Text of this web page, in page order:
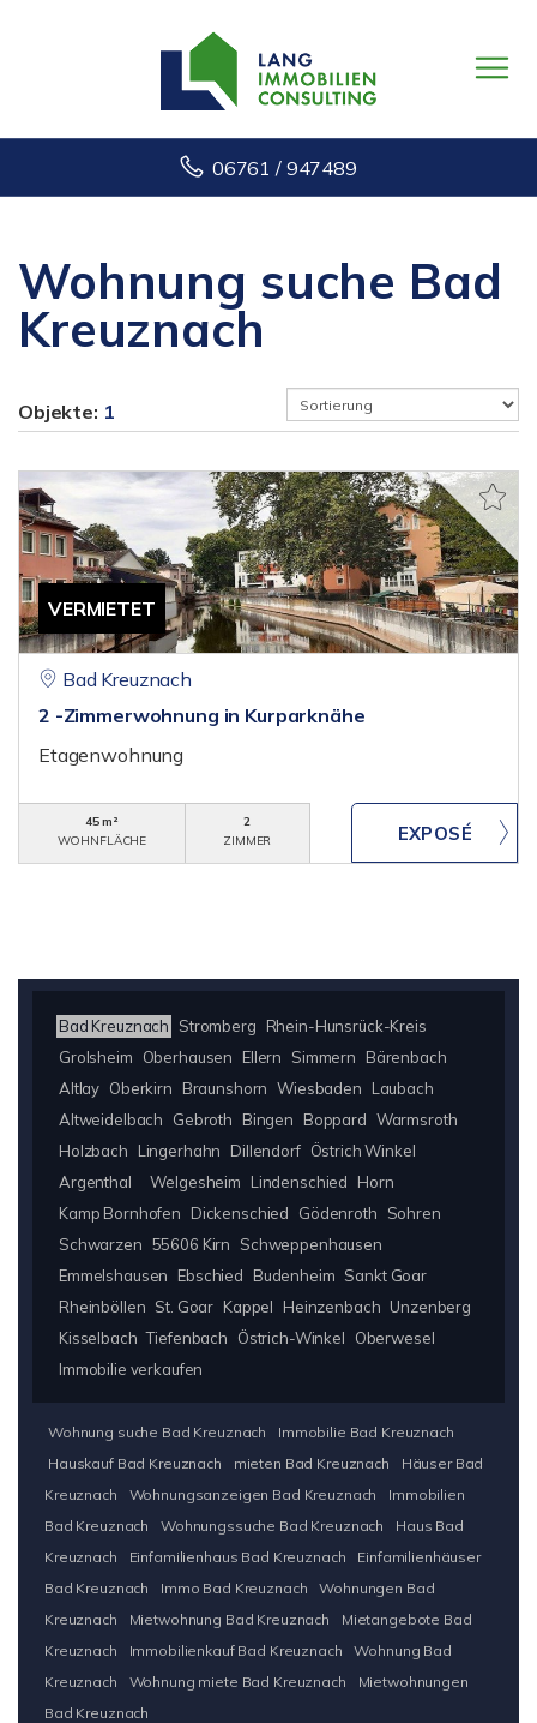
06761 / 947489
Wohnung suche Bad
Kreuznach
Objekte: 1
VERMIETET
Bad Kreuznach
2 -Zimmerwohnung in Kurparknähe
Etagenwohnung
45 m²
WOHNFLÄCHE
2
ZIMMER
Bad Kreuznach Stromberg
Rhein-Hunsrück-Kreis
Grolsheim
Oberhausen Ellern Simmern
Bärenbach
Altlay Oberkirn Braunshorn Wiesbaden
Laubach
Altweidelbach
Gebroth Bingen Boppard Warmsroth
Holzbach
Lingerhahn Dillendorf Östrich Winkel
Argenthal
Welgesheim Lindenschied
Horn
Kamp Bornhofen
Dickenschied Gödenroth
Sohren
Schwarzen 55606 Kirn
Schweppenhausen
Emmelshausen
Ebschied Budenheim Sankt Goar
Rheinböllen St. Goar Kappel Heinzenbach Unzenberg
Kisselbach Tiefenbach Östrich-Winkel
Oberwesel
Immobilie verkaufen
Wohnung suche Bad Kreuznach
Immobilie Bad Kreuznach
Hauskauf Bad Kreuznach
mieten Bad Kreuznach
Häuser Bad
Kreuznach
Wohnungsanzeigen Bad Kreuznach
Immobilien
Bad Kreuznach
Wohnungssuche Bad Kreuznach
Haus Bad
Kreuznach
Einfamilienhaus Bad Kreuznach
Einfamilienhäuser
Bad Kreuznach
Immo Bad Kreuznach
Wohnungen Bad
Kreuznach
Mietwohnung Bad Kreuznach
Mietangebote Bad
Kreuznach
Immobilienkauf Bad Kreuznach
Wohnung Bad
Kreuznach
Wohnung miete Bad Kreuznach
Mietwohnungen
Bad Kreuznach